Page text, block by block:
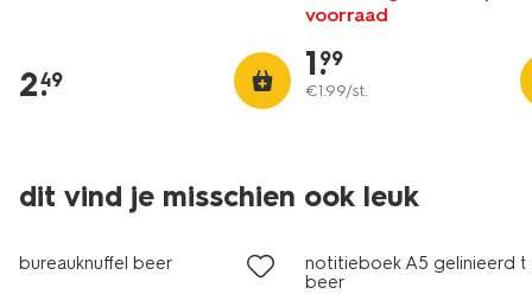
2.
49
voorraad
1.
99
€1.99/st.
dit vind je misschien ook leuk
nieuw
bureauknuffel beer
nieuw
notitieboek A5 gelinieerd
beer